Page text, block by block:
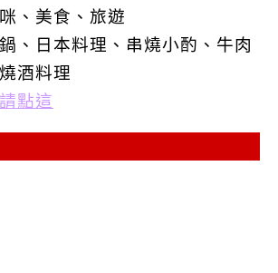
、美食、旅遊
、日本料理、串燒小酌、牛肉
酒料理
點這